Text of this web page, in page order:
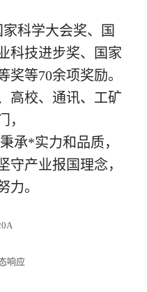
科学大会奖、国
科技进步奖、国家
奖等70余项奖励。
高校、通讯、工矿
，
承*实力和品质，
守产业报国理念，
力。
响应